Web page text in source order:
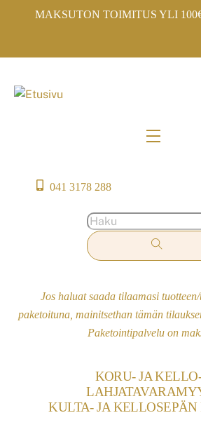
MAKSUTON TOIMITUS YLI
Menu
041 3178 288
Jos haluat saada tilaamasi
paketoituna, mainitsethan tämän
Paketointipalvelu on
KORU- JA
KULTA- JA